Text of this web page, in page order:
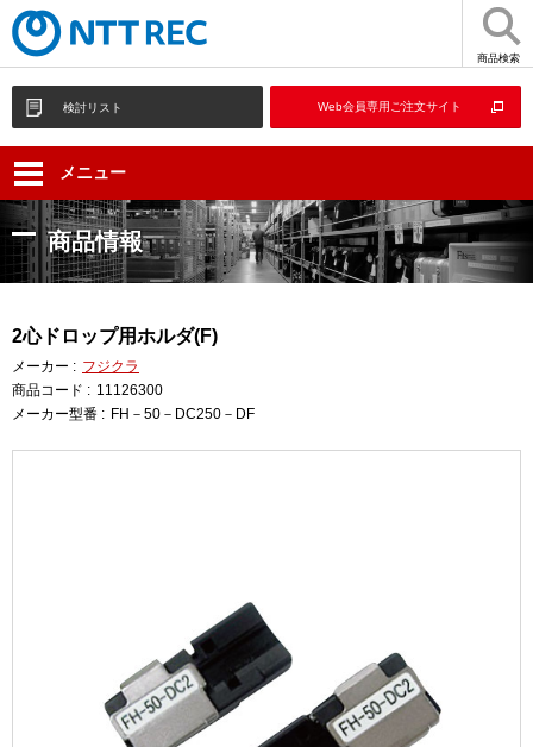
商品検索
検討リスト Web会員専用ご注文サイト
メニュー
商品情報
2心ドロップ用ホルダ(F)
メーカー : フジクラ
商品コード : 11126300
メーカー型番 : FH－50－DC250－DF